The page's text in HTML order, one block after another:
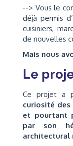
--> Vous le
déjà permis
cuisiniers,
de nouvelles
Mais nous
Le
Ce projet a
curiosité
et pourtant
par son
architectural